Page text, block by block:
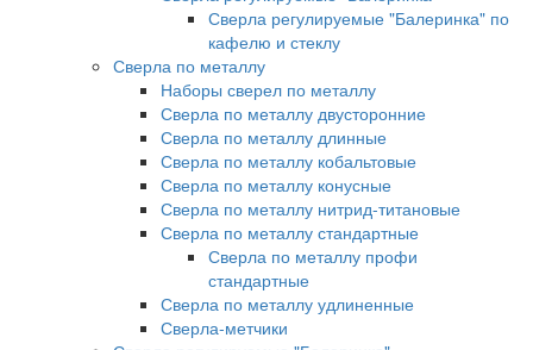
Сверла регулируемые "Балеринка" по
кафелю и стеклу
Сверла по металлу
Наборы сверел по металлу
Сверла по металлу двусторонние
Сверла по металлу длинные
Сверла по металлу кобальтовые
Сверла по металлу конусные
Сверла по металлу нитрид-титановые
Сверла по металлу стандартные
Сверла по металлу профи
стандартные
Сверла по металлу удлиненные
Сверла-метчики